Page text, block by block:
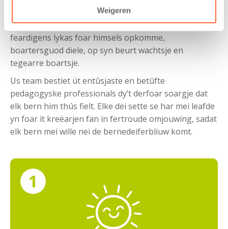
Weigeren
Boppe alles is it in gastfrije plak om oare bern en
folwoeksenen te moetsjen. Jo bern leart dêr sosjale
feardigens lykas foar himsels opkomme,
boartersguod diele, op syn beurt wachtsje en
tegearre boartsje.
Us team bestiet út entûsjaste en betûfte
pedagogyske professionals dy’t derfoar soargje dat
elk bern him thús fielt. Elke dei sette se har mei leafde
yn foar it kreëarjen fan in fertroude omjouwing, sadat
elk bern mei wille nei de bernedeiferbliuw komt.